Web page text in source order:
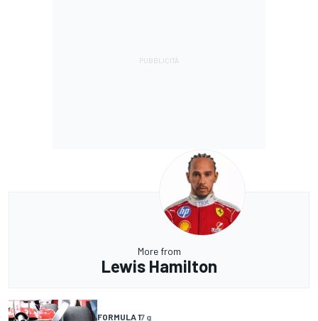
More from
Lewis Hamilton
FORMULA 17 g